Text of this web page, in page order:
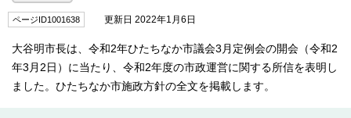
ページID1001638 更新日 2022年1月6日
大谷明市長は、令和2年ひたちなか市議会3月定例会の開会（令和2
年3月2日）に当たり、令和2年度の市政運営に関する所信を表明し
ました。ひたちなか市施政方針の全文を掲載します。